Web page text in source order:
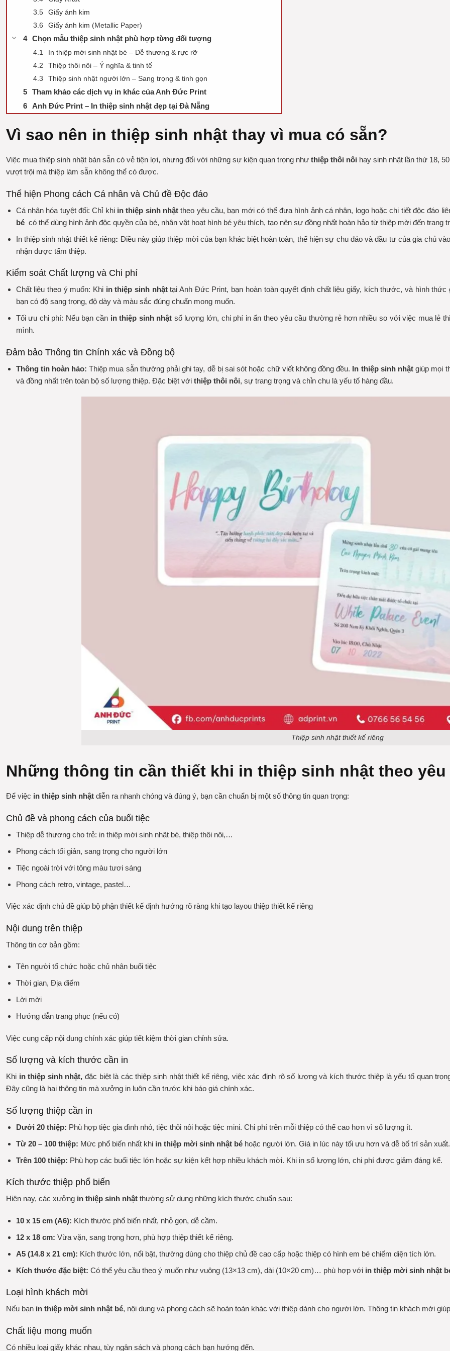
Giấy ánh kim
Giấy ánh kim (Metallic Paper)
Chọn mẫu thiệp sinh nhật phù hợp từng đối tượng
In thiệp mời sinh nhật bé – Dễ thương & rực rỡ
Thiệp thôi nôi – Ý nghĩa & tinh tế
Thiệp sinh nhật người lớn – Sang trọng & tinh gọn
Tham khảo các dịch vụ in khác của Anh Đức Print
Anh Đức Print – In thiệp sinh nhật đẹp tại Đà Nẵng
Vì sao nên in thiệp sinh nhật thay vì mua có sẵn?
Việc mua thiệp sinh nhật bán sẵn có vẻ tiện lợi, nhưng đối với những sự kiện quan trọng như thiệp thôi nôi hay sinh nhật lần thứ 18,
vượt trội mà thiệp làm sẵn không thể có được.
Thể hiện Phong cách Cá nhân và Chủ đề Độc đáo
Cá nhân hóa tuyệt đối: Chỉ khi in thiệp sinh nhật theo yêu cầu, bạn mới có thể đưa hình ảnh cá nhân, logo hoặc chi tiết độc đáo
bé có thể dùng hình ảnh độc quyền của bé, nhân vật hoạt hình bé yêu thích, tạo nên sự đồng nhất hoàn hảo từ thiệp mời đến trang
In thiệp sinh nhật thiết kế riêng: Điều này giúp thiệp mời của bạn khác biệt hoàn toàn, thể hiện sự chu đáo và đầu tư của gia chủ
nhận được tấm thiệp.
Kiểm soát Chất lượng và Chi phí
Chất liệu theo ý muốn: Khi in thiệp sinh nhậttại Anh Đức Print, bạn hoàn toàn quyết định chất liệu giấy, kích thước, và hình
bạn có độ sang trọng, độ dày và màu sắc đúng chuẩn mong muốn.
Tối ưu chi phí: Nếu bạn cần in thiệp sinh nhật số lượng lớn, chi phí in ấn theo yêu cầu thường rẻ hơn nhiều so với việc mua lẻ
mình.
Đảm bảo Thông tin Chính xác và Đồng bộ
Thông tin hoàn hảo: Thiệp mua sẵn thường phải ghi tay, dễ bị sai sót hoặc chữ viết không đồng đều. In thiệp sinh nhật giúp mọi
và đồng nhất trên toàn bộ số lượng thiệp. Đặc biệt với thiệp thôi nôi, sự trang trọng và chỉn chu là yếu tố hàng đầu.
Thiệp sinh nhật thiết kế riêng
Những thông tin cần thiết khi in thiệp sinh nhật theo yêu
Để việc in thiệp sinh nhật diễn ra nhanh chóng và đúng ý, bạn cần chuẩn bị một số thông tin quan trọng:
Chủ đề và phong cách của buổi tiệc
Thiệp dễ thương cho trẻ: in thiệp mời sinh nhật bé, thiệp thôi nôi,…
Phong cách tối giản, sang trọng cho người lớn
Tiệc ngoài trời với tông màu tươi sáng
Phong cách retro, vintage, pastel…
Việc xác định chủ đề giúp bộ phận thiết kế định hướng rõ ràng khi tạo layou thiệp thiết kế riêng
Nội dung trên thiệp
Thông tin cơ bản gồm:
Tên người tổ chức hoặc chủ nhân buổi tiệc
Thời gian, Địa điểm
Lời mời
Hướng dẫn trang phục (nếu có)
Việc cung cấp nội dung chính xác giúp tiết kiệm thời gian chỉnh sửa.
Số lượng và kích thước cần in
Khi in thiệp sinh nhật, đặc biệt là các thiệp sinh nhật thiết kế riêng, việc xác định rõ số lượng và kích thước thiệp là yếu tố quan
Đây cũng là hai thông tin mà xưởng in luôn cần trước khi báo giá chính xác.
Số lượng thiệp cần in
Dưới 20 thiệp: Phù hợp tiệc gia đình nhỏ, tiệc thôi nôi hoặc tiệc mini. Chi phí trên mỗi thiệp có thể cao hơn vì số lượng ít.
Từ 20 – 100 thiệp: Mức phổ biến nhất khi in thiệp mời sinh nhật bé hoặc người lớn. Giá in lúc này tối ưu hơn và dễ bố trí sản xuất.
Trên 100 thiệp: Phù hợp các buổi tiệc lớn hoặc sự kiện kết hợp nhiều khách mời. Khi in số lượng lớn, chi phí được giảm đáng kể.
Kích thước thiệp phổ biến
Hiện nay, các xưởng in thiệp sinh nhật thường sử dụng những kích thước chuẩn sau:
10 x 15 cm (A6): Kích thước phổ biến nhất, nhỏ gọn, dễ cầm.
12 x 18 cm: Vừa vặn, sang trọng hơn, phù hợp thiệp thiết kế riêng.
A5 (14.8 x 21 cm): Kích thước lớn, nổi bật, thường dùng cho thiệp chủ đề cao cấp hoặc thiệp có hình em bé chiếm diện tích lớn.
Kích thước đặc biệt: Có thể yêu cầu theo ý muốn như vuông (13×13 cm), dài (10×20 cm)… phù hợp vớiin thiệp mời sinh nhật
Loại hình khách mời
Nếu bạn in thiệp mời sinh nhật bé, nội dung và phong cách sẽ hoàn toàn khác với thiệp dành cho người lớn. Thông tin khách mời
Chất liệu mong muốn
Có nhiều loại giấy khác nhau, tùy ngân sách và phong cách bạn hướng đến.